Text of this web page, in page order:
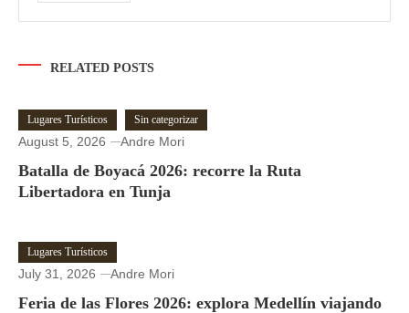
RELATED POSTS
Lugares Turísticos Sin categorizar
August 5, 2026 Andre Mori
Batalla de Boyacá 2026: recorre la Ruta
Libertadora en Tunja
Lugares Turísticos
July 31, 2026 Andre Mori
Feria de las Flores 2026: explora Medellín viajando